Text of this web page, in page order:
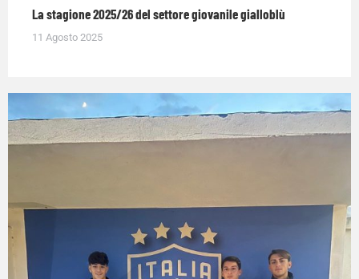
La stagione 2025/26 del settore giovanile gialloblù
11 Agosto 2025